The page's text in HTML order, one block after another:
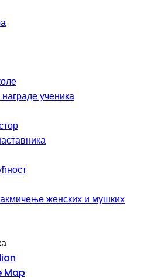
ученика
женских и мушких
Map